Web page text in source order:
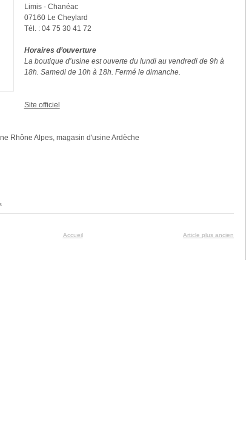
Limis - Chanéac
07160 Le Cheylard
Tél. : 04 75 30 41 72
Horaires d’ouverture
La boutique d’usine est ouverte du lundi au vendredi de 9h à
18h. Samedi de 10h à 18h. Fermé le dimanche.
Site officiel
Rhône Alpes, magasin d'usine Ardèche
Article plus ancien
Accueil